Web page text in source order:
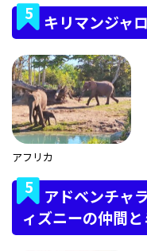
5 キリマンジャ
アフリカ
5 アドベンチャ
ィズニーの仲間と